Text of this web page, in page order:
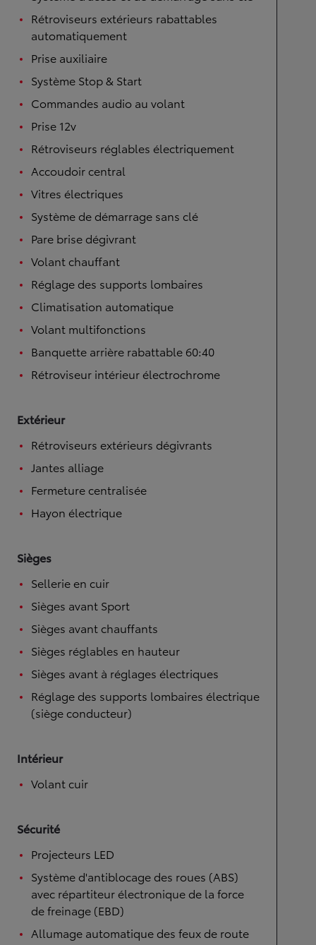
Rétroviseurs extérieurs rabattables
automatiquement
Prise auxiliaire
Système Stop & Start
Commandes audio au volant
Prise 12v
Rétroviseurs réglables électriquement
Accoudoir central
Vitres électriques
Système de démarrage sans clé
Pare brise dégivrant
Volant chauffant
Réglage des supports lombaires
Climatisation automatique
Volant multifonctions
Banquette arrière rabattable 60:40
Rétroviseur intérieur électrochrome
Extérieur
Rétroviseurs extérieurs dégivrants
Jantes alliage
Fermeture centralisée
Hayon électrique
Sièges
Sellerie en cuir
Sièges avant Sport
Sièges avant chauffants
Sièges réglables en hauteur
Sièges avant à réglages électriques
Réglage des supports lombaires électrique
(siège conducteur)
Intérieur
Volant cuir
Sécurité
Projecteurs LED
Système d'antiblocage des roues (ABS)
avec répartiteur électronique de la force
de freinage (EBD)
Allumage automatique des feux de route